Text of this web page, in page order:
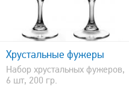
Хрустальные фужеры
Набор хрустальных фужеров,
6 шт, 200 гр.
быстрый просмотр